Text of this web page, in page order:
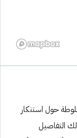
حول استنكار
التفاصيل